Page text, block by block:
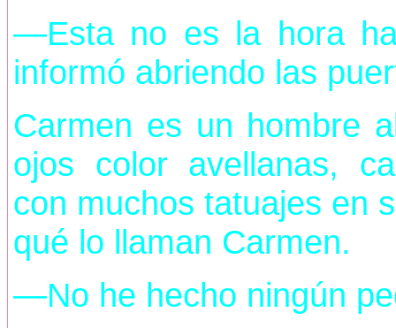
—Esta no es la hora
informó abriendo las
Carmen es un hombre
ojos color avellanas,
con muchos tatuajes en
qué lo llaman Carmen.
—No he hecho ningún